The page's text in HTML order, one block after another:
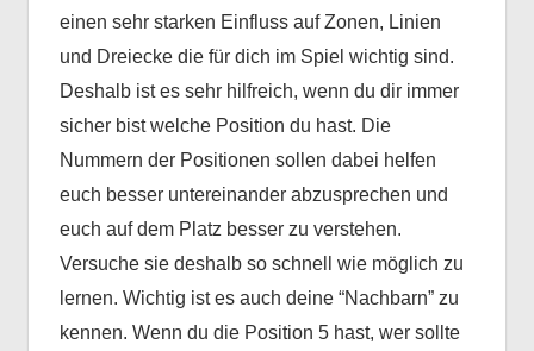
einen sehr starken Einfluss auf Zonen, Linien
und Dreiecke die für dich im Spiel wichtig sind.
Deshalb ist es sehr hilfreich, wenn du dir immer
sicher bist welche Position du hast. Die
Nummern der Positionen sollen dabei helfen
euch besser untereinander abzusprechen und
euch auf dem Platz besser zu verstehen.
Versuche sie deshalb so schnell wie möglich zu
lernen. Wichtig ist es auch deine “Nachbarn” zu
kennen. Wenn du die Position 5 hast, wer sollte